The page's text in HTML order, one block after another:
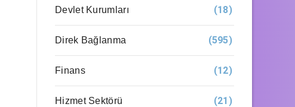
Devlet Kurumları (18)
Direk Bağlanma (595)
Finans (12)
Hizmet Sektörü (21)